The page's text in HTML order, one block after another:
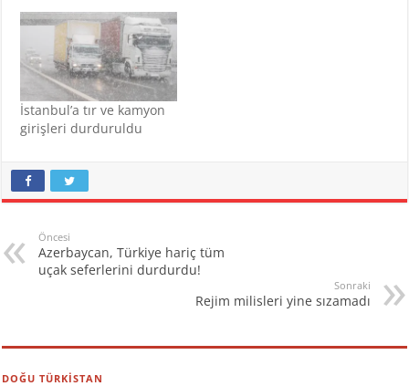
İstanbul’a tır ve kamyon
girişleri durduruldu
Öncesi
Azerbaycan, Türkiye hariç tüm
uçak seferlerini durdurdu!
Sonraki
Rejim milisleri yine sızamadı
DOĞU TÜRKİSTAN